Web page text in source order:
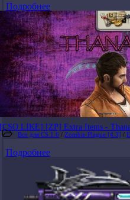
Подробнее
[CSO LIKE] [ZP] Extra Items -
Все для CS 1.6 / Zombie Plague [4.3] /
Подробнее